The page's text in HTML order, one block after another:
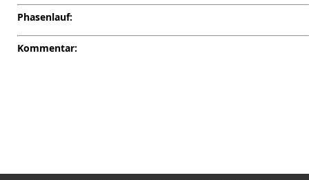
Phasenlauf:
Kommentar: